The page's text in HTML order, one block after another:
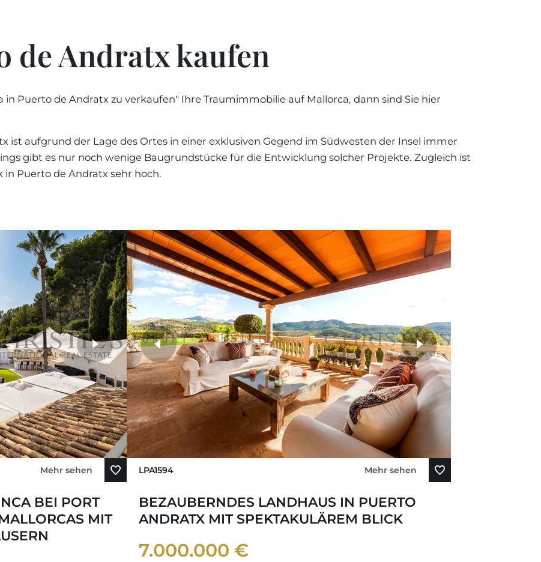
FAQ
MAKLER WERDEN
MALLORCA
SCHULEN AUF MALLORCA
de Andratx kaufen
in Puerto de Andratx zu verkaufen" Ihre Traumimmobilie auf Mallorca, dann sind Sie hier
ist aufgrund der Lage des Ortes in einer exklusiven Gegend im Südwesten der Insel immer
gibt es nur noch wenige Baugrundstücke für die Entwicklung solcher Projekte. Zugleich ist
Puerto de Andratx sehr hoch.
Mehr sehen
BEI PORT
MIT
LPA1594 Mehr sehen
BEZAUBERNDES LANDHAUS IN PUERTO
ANDRATX MIT SPEKTAKULÄREM BLICK
7.000.000 €